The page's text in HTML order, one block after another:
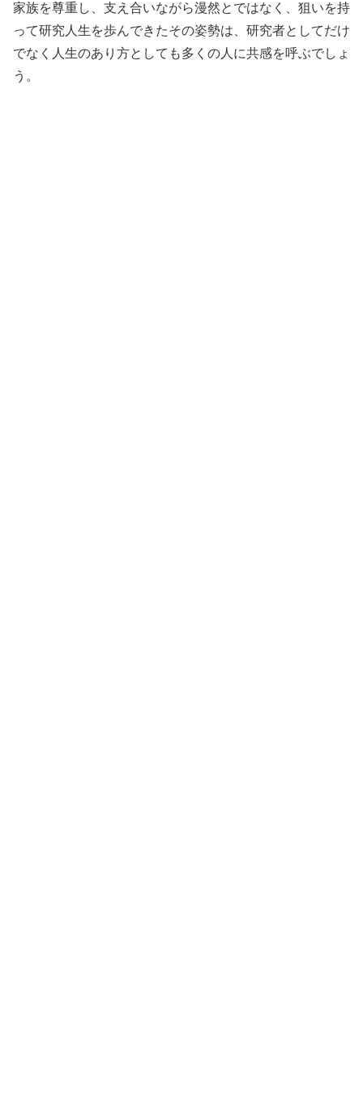
家族を尊重し、支え合いながら漫然とではなく、狙いを持
って研究人生を歩んできたその姿勢は、研究者としてだけ
でなく人生のあり方としても多くの人に共感を呼ぶでしょ
う。